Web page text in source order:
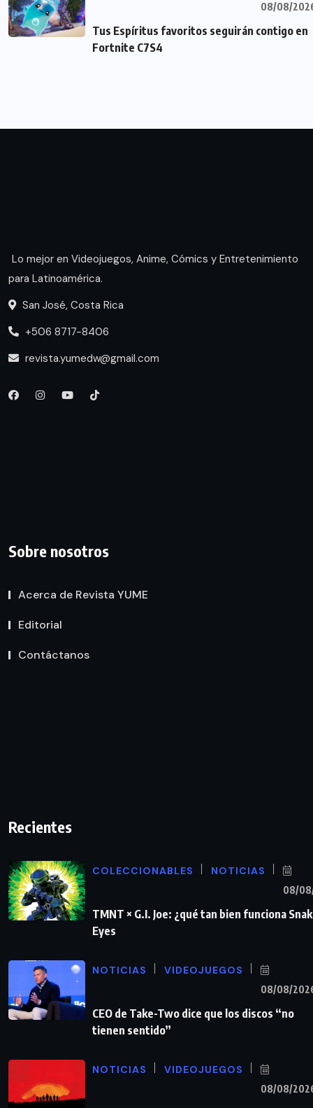
08/08/
Tus Espíritus favoritos seguirán contigo en
Fortnite C7S4
Lo mejor en Videojuegos, Anime, Cómics y Entretenimiento
para Latinoamérica.
San José, Costa Rica
+506 8717-8406
revista.yumedw@gmail.com
Sobre nosotros
Acerca de Revista YUME
Editorial
Contáctanos
Recientes
COLECCIONABLES NOTICIAS
08/
TMNT × G.I. Joe: ¿qué tan bien funciona
Eyes
NOTICIAS VIDEOJUEGOS
08/08/
CEO de Take-Two dice que los discos “no
tienen sentido”
NOTICIAS VIDEOJUEGOS
08/08/